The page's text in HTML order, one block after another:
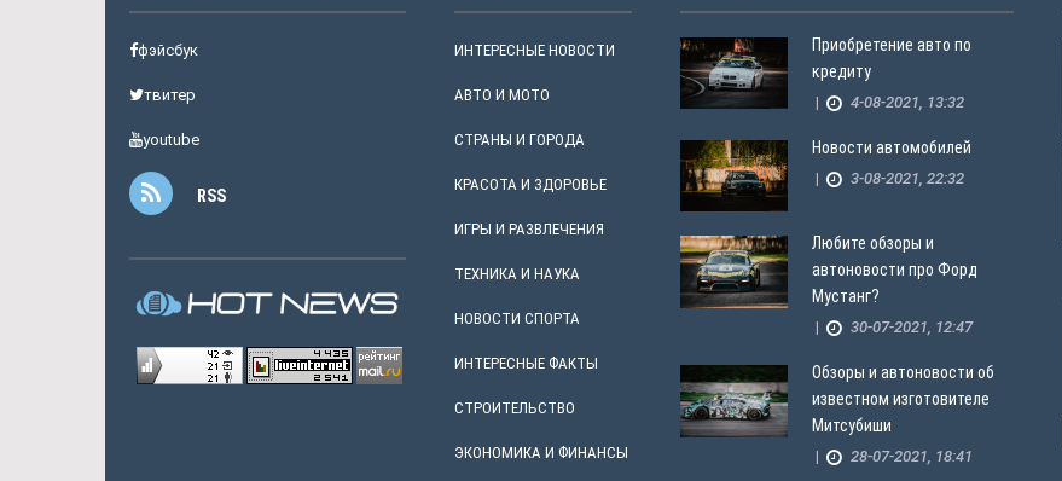
фэйсбук
твитер
youtube
RSS
ИНТЕРЕСНЫЕ НОВОСТИ
АВТО И МОТО
СТРАНЫ И ГОРОДА
КРАСОТА И ЗДОРОВЬЕ
ИГРЫ И РАЗВЛЕЧЕНИЯ
ТЕХНИКА И НАУКА
НОВОСТИ СПОРТА
ИНТЕРЕСНЫЕ ФАКТЫ
СТРОИТЕЛЬСТВО
ЭКОНОМИКА И ФИНАНСЫ
Приобретение авто по
кредиту
| 4-08-2021, 13:32
Новости автомобилей
| 3-08-2021, 22:32
Любите обзоры и
автоновости про Форд
Мустанг?
| 30-07-2021, 12:47
Обзоры и автоновости об
известном изготовителе
Митсубиши
| 28-07-2021, 18:41